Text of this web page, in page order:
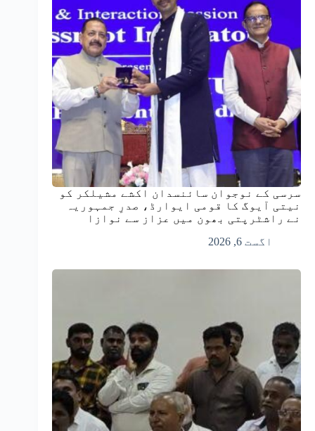
سرسی کے نوجوان سائنسدان اکشے مشیلکر کو
نیتی آیوگ کا قومی ایوارڈ، صدرِ جمہوریہ
نے راشٹرپتی بھون میں عزاز سے نوازا
اگست 6, 2026